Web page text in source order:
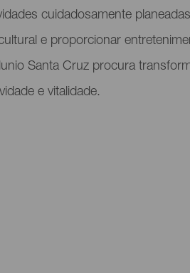
cuidadosamente
e proporcionar
Santa Cruz procura
e vitalidade.